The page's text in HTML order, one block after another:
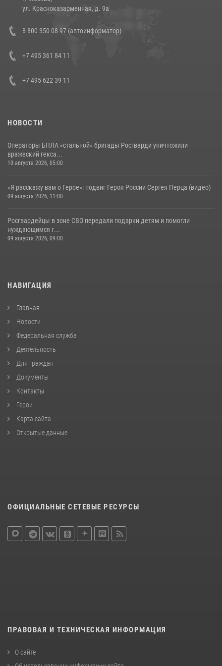
14 июля 2026, 12:20
В Нижнем Новгороде состоялось Всероссийское совещание-
семинар по вопросам развития вневедомственной охраны
06 августа 2026, 14:47
ул. Красноказарменная, д. 9а
8 800 350 08 97 (автоинформатор)
+7 495 361 84 11
+7 495 622 39 11
НОВОСТИ
Операторы БПЛА «стальной» бригады Росгварди уничтожили
вражеский гекса...
10 августа 2026, 05:00
«Я расскажу вам о Герое»: подвиг Героя России Сергея Перца (видео)
09 августа 2026, 11:00
Росгвардейцы в зоне СВО передали подарки детям и помогли
нуждающимся г...
09 августа 2026, 09:00
НАВИГАЦИЯ
Главная
Новости
Федеральная служба
Деятельность
Для граждан
Документы
Контакты
Герои
Карта сайта
Открытые данные
ОФИЦИАЛЬНЫЕ СЕТЕВЫЕ РЕСУРСЫ
ПРАВОВАЯ И ТЕХНИЧЕСКАЯ ИНФОРМАЦИЯ
О сайте